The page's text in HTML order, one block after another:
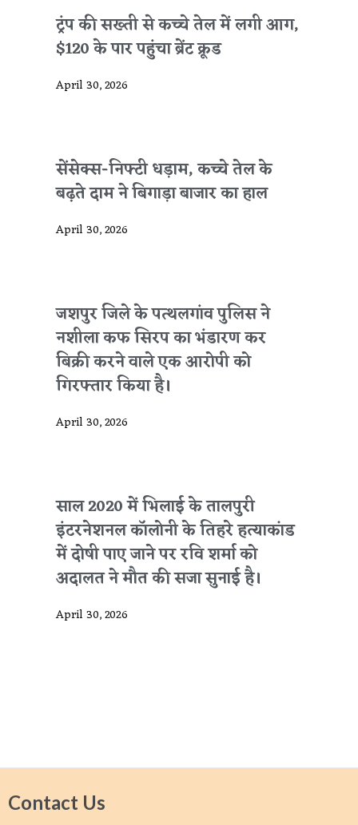
ट्रंप की सख्ती से कच्चे तेल में लगी आग,
$120 के पार पहुंचा ब्रेंट क्रूड
April 30, 2026
सेंसेक्स-निफ्टी धड़ाम, कच्चे तेल के
बढ़ते दाम ने बिगाड़ा बाजार का हाल
April 30, 2026
जशपुर जिले के पत्थलगांव पुलिस ने
नशीला कफ सिरप का भंडारण कर
बिक्री करने वाले एक आरोपी को
गिरफ्तार किया है।
April 30, 2026
साल 2020 में भिलाई के तालपुरी
इंटरनेशनल कॉलोनी के तिहरे हत्याकांड
में दोषी पाए जाने पर रवि शर्मा को
अदालत ने मौत की सजा सुनाई है।
April 30, 2026
Contact Us